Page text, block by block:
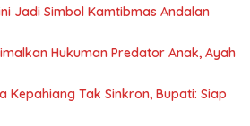
Jadi Simbol Kamtibmas Andalan
Hukuman Predator Anak, Ayah
Kepahiang Tak Sinkron, Bupati: Siap